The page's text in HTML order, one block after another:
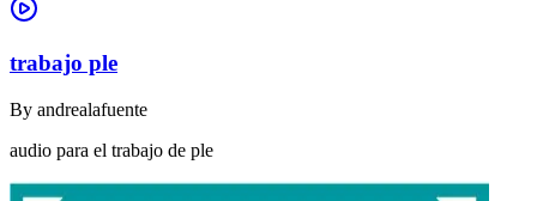
trabajo ple
By andrealafuente
audio para el trabajo de ple